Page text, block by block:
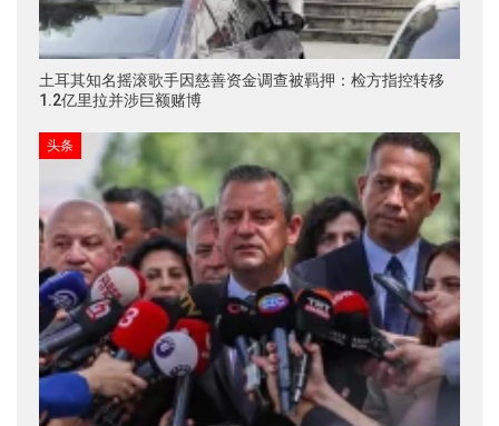
土耳其知名摇滚歌手因慈善资金调查被羁押：检方指控转移
1.2亿里拉并涉巨额赌博
头条